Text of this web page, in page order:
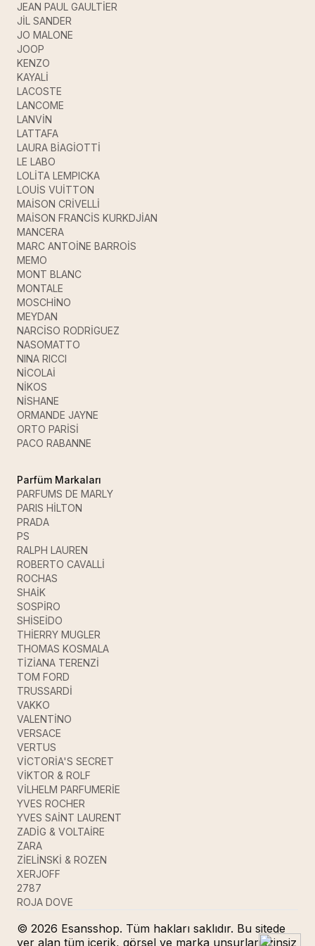
JEAN PAUL GAULTİER
JİL SANDER
JO MALONE
JOOP
KENZO
KAYALİ
LACOSTE
LANCOME
LANVİN
LATTAFA
LAURA BİAGİOTTİ
LE LABO
LOLİTA LEMPICKA
LOUİS VUİTTON
MAİSON CRİVELLİ
MAİSON FRANCİS KURKDJİAN
MANCERA
MARC ANTOİNE BARROİS
MEMO
MONT BLANC
MONTALE
MOSCHİNO
MEYDAN
NARCİSO RODRİGUEZ
NASOMATTO
NINA RICCI
NİCOLAİ
NİKOS
NİSHANE
ORMANDE JAYNE
ORTO PARİSİ
PACO RABANNE
Parfüm Markaları
PARFUMS DE MARLY
PARIS HİLTON
PRADA
PS
RALPH LAUREN
ROBERTO CAVALLİ
ROCHAS
SHAİK
SOSPİRO
SHİSEİDO
THİERRY MUGLER
THOMAS KOSMALA
TİZİANA TERENZİ
TOM FORD
TRUSSARDİ
VAKKO
VALENTİNO
VERSACE
VERTUS
VİCTORİA'S SECRET
VİKTOR & ROLF
VİLHELM PARFUMERİE
YVES ROCHER
YVES SAİNT LAURENT
ZADİG & VOLTAİRE
ZARA
ZİELİNSKİ & ROZEN
XERJOFF
2787
ROJA DOVE
© 2026 Esansshop. Tüm hakları saklıdır. Bu sitede
yer alan tüm içerik, görsel ve marka unsurları izinsiz